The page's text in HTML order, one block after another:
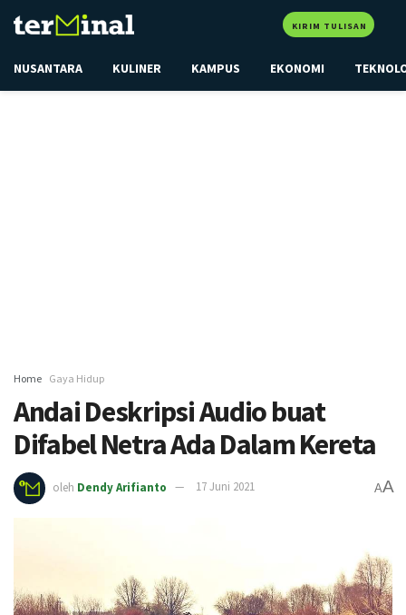
KIRIM TULISAN
NUSANTARA KULINER KAMPUS EKONOMI
Home Gaya Hidup
Andai Deskripsi Audio buat
Difabel Netra Ada Dalam Kereta
oleh Dendy Arifianto 17 Juni 2021 AA